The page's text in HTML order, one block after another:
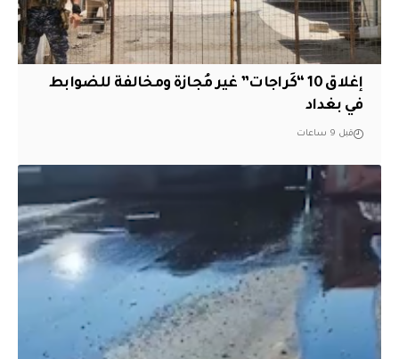
إغلاق 10 “كَراجات” غير مُجازة ومخالفة للضوابط
في بغداد
قبل 9 ساعات